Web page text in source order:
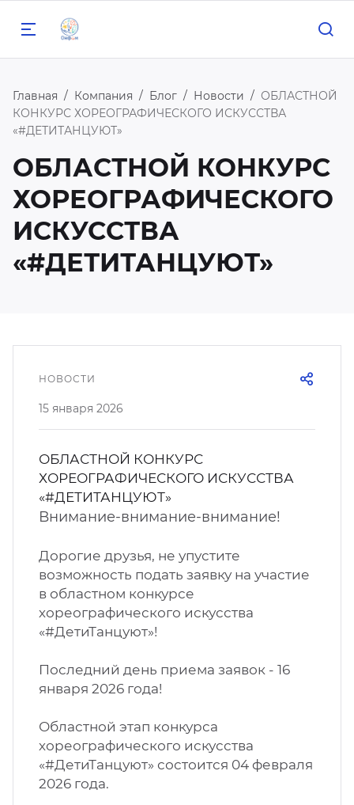
Назад
совет
Назад
программы
Назад
Назад
РЦ «Онфим»
Назад
Главная Компания Блог Новости
ОБЛАСТНОЙ
КОНКУРС ХОРЕОГРАФИЧЕСКОГО ИСКУССТВА
«#ДЕТИТАНЦУЮТ»
ОБЛАСТНОЙ КОНКУРС
ХОРЕОГРАФИЧЕСКОГО
ИСКУССТВА
«#ДЕТИТАНЦУЮТ»
15 января 2026
НОВОСТИ
ОБЛАСТНОЙ КОНКУРС
ХОРЕОГРАФИЧЕСКОГО ИСКУССТВА
«#ДЕТИТАНЦУЮТ»
Внимание-внимание-внимание!
Дорогие друзья, не упустите
возможность подать заявку на участие
в областном конкурсе
хореографического искусства
«#ДетиТанцуют»!
Последний день приема заявок - 16
января 2026 года!
Областной этап конкурса
хореографического искусства
«#ДетиТанцуют» состоится 04 февраля
2026 года.